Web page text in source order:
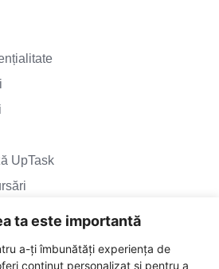
ta este importantă
a-ți îmbunătăți experiența de
conținut personalizat și pentru a
UpTask